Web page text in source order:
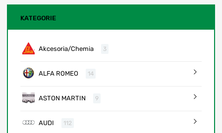
KATEGORIE
Akcesoria/Chemia 3
ALFA ROMEO 14
ASTON MARTIN 9
AUDI 112